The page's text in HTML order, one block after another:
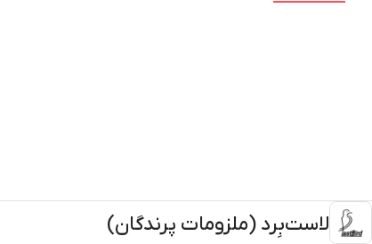
لاست‌بِرد (ملزومات پرندگان)